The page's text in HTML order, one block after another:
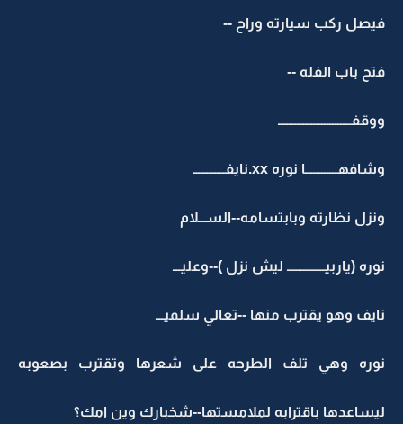
فيصل ركب سيارته وراح --
فتح باب الفله --
ووقفـــــــــــــــــــــــــــ
وشافهــــــــــــا نوره xx.نايفــــــــــــ
ونزل نظارته وبابتسامه--الســـلام
نوره (ياربيــــــــــــــ ليش نزل )--وعليـــ
نايف وهو يقترب منها --تعالي سلميـــ
نوره وهي تلف الطرحه على شعرها وتقترب بصعوبه
ليساعدها باقترابه لملامستها--شخبارك وين امك؟